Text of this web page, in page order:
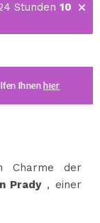
Stunden 10
Ihnenhier
Charme der
Prady, einer
und Ihre